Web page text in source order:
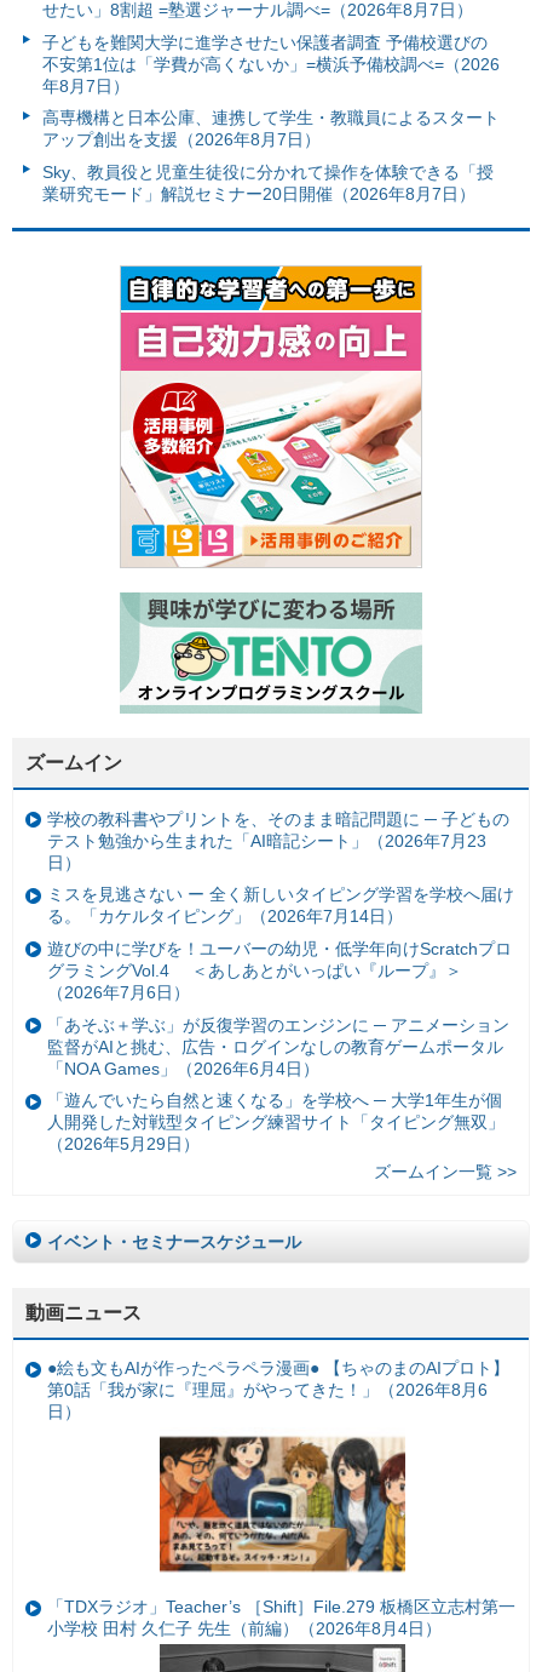
せたい」8割超 =塾選ジャーナル調べ=（2026年8月7日）
子どもを難関大学に進学させたい保護者調査 予備校選びの
不安第1位は「学費が高くないか」=横浜予備校調べ=（2026
年8月7日）
高専機構と日本公庫、連携して学生・教職員によるスタート
アップ創出を支援（2026年8月7日）
Sky、教員役と児童生徒役に分かれて操作を体験できる「授
業研究モード」解説セミナー20日開催（2026年8月7日）
ズームイン
学校の教科書やプリントを、そのまま暗記問題に ─ 子どもの
テスト勉強から生まれた「AI暗記シート」（2026年7月23
日）
ミスを見逃さない ー 全く新しいタイピング学習を学校へ届け
る。「カケルタイピング」（2026年7月14日）
遊びの中に学びを！ユーバーの幼児・低学年向けScratchプロ
グラミングVol.4 ＜あしあとがいっぱい『ループ』＞
（2026年7月6日）
「あそぶ＋学ぶ」が反復学習のエンジンに ─ アニメーション
監督がAIと挑む、広告・ログインなしの教育ゲームポータル
「NOA Games」（2026年6月4日）
「遊んでいたら自然と速くなる」を学校へ ─ 大学1年生が個
人開発した対戦型タイピング練習サイト「タイピング無双」
（2026年5月29日）
ズームイン一覧 >>
イベント・セミナースケジュール
動画ニュース
●絵も文もAIが作ったペラペラ漫画● 【ちゃのまのAIプロト】
第0話「我が家に『理屈』がやってきた！」（2026年8月6
日）
「TDXラジオ」Teacher’s ［Shift］File.279 板橋区立志村第一
小学校 田村 久仁子 先生（前編）（2026年8月4日）